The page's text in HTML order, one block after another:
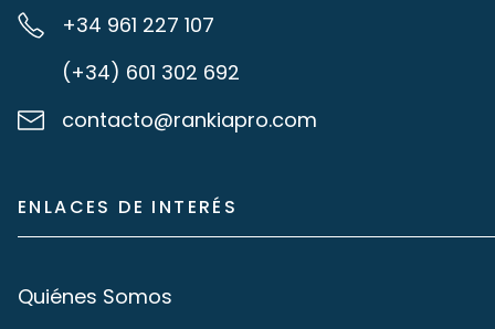
+34 961 227 107
(+34) 601 302 692
contacto@rankiapro.com
ENLACES DE INTERÉS
Quiénes Somos